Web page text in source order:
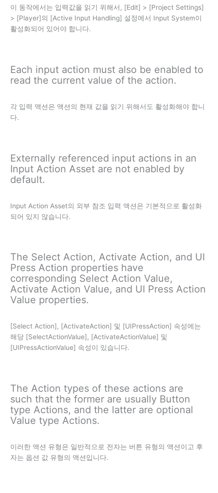
이 동작에서는 입력값을 읽기 위해서, [Edit] > [Project Settings]
> [Player]의 [Active Input Handling] 설정에서 Input System이
활성화되어 있어야 합니다.
Each input action must also be enabled to
read the current value of the action.
각 입력 액션은 액션의 현재 값을 읽기 위해서도 활성화해야 합니
다.
Externally referenced input actions in an
Input Action Asset are not enabled by
default.
Input Action Asset의 외부 참조 입력 액션은 기본적으로 활성화
되어 있지 않습니다.
The Select Action, Activate Action, and UI
Press Action properties have
corresponding Select Action Value,
Activate Action Value, and UI Press Action
Value properties.
[Select Action], [ActivateAction] 및 [UIPressAction] 속성에는
해당 [SelectActionValue], [ActivateActionValue] 및
[UIPressActionValue] 속성이 있습니다.
The Action types of these actions are
such that the former are usually Button
type Actions, and the latter are optional
Value type Actions.
이러한 액션 유형은 일반적으로 전자는 버튼 유형의 액션이고 후
자는 옵션 값 유형의 액션입니다.